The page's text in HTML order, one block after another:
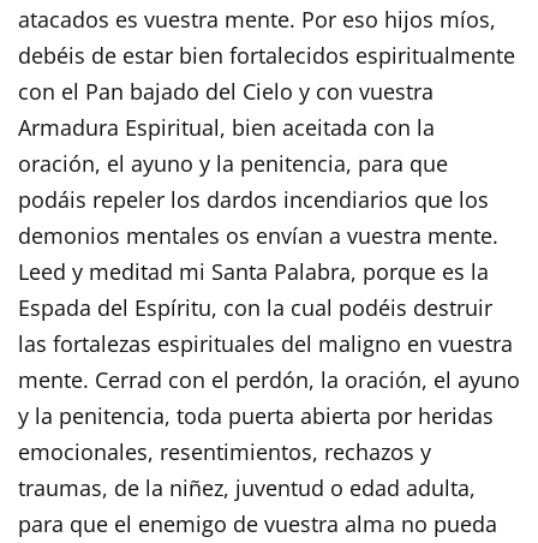
atacados es vuestra mente. Por eso hijos míos,
debéis de estar bien fortalecidos espiritualmente
con el Pan bajado del Cielo y con vuestra
Armadura Espiritual, bien aceitada con la
oración, el ayuno y la penitencia, para que
podáis repeler los dardos incendiarios que los
demonios mentales os envían a vuestra mente.
Leed y meditad mi Santa Palabra, porque es la
Espada del Espíritu, con la cual podéis destruir
las fortalezas espirituales del maligno en vuestra
mente. Cerrad con el perdón, la oración, el ayuno
y la penitencia, toda puerta abierta por heridas
emocionales, resentimientos, rechazos y
traumas, de la niñez, juventud o edad adulta,
para que el enemigo de vuestra alma no pueda